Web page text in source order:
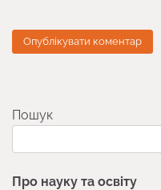
Пошук
Про науку та освіту